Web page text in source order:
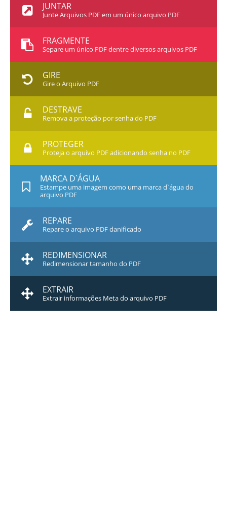
JUNTAR
Junte Arquivos PDF em um único arquivo PDF
FRAGMENTE
Separe um único PDF dentre diversos arquivos PDF
GIRE
Gire o Arquivo PDF
DESTRAVE
Remova a proteção por senha do PDF
PROTEGER
Proteja o arquivo PDF adicionando senha no PDF
MARCA D`ÁGUA
Estampe uma imagem como uma marca d`água do
arquivo PDF
REPARE
Repare o arquivo PDF danificado
REDIMENSIONAR
Redimensionar tamanho do PDF
EXTRAIR
Extrair informações Meta do arquivo PDF